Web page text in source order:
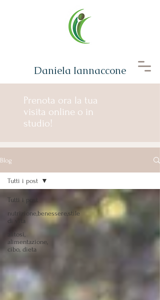
Daniela Iannaccone
Prenota ora la tua
visita online o in
studio!
Blog
Tutti i post
nutrizione,benessere,stile
di vita
alitosi,
alimentazione,
cibo, dieta
Tutti i post